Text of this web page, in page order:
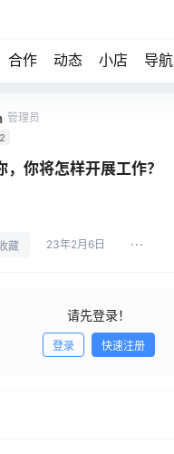
合作 动态 小店 导航
管理员
，你将怎样开展工作？
藏 23年2月6日
请先登录！
登录 快速注册